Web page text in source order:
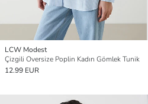
LCW Modest
Çizgili Oversize Poplin Kadın Gömlek Tunik
12.99 EUR